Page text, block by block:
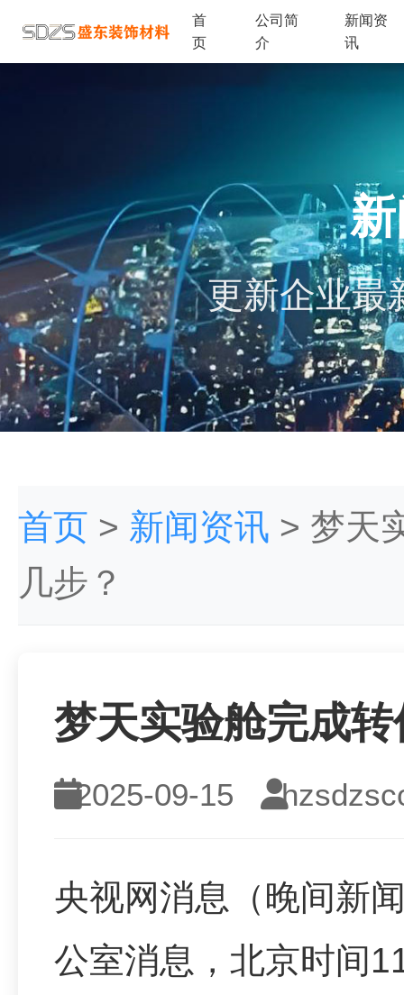
首
页
公司简
介
新闻资
讯
更新企业最
首页 > 新闻资讯 > 梦天
几步？
梦天实验舱完成
2025-09-15
央视网消息（晚间新
公室消息，北京时间